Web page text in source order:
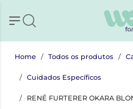
Home Todos os produtos
Cuidados Específicos
RENÉ FURTERER OKARA